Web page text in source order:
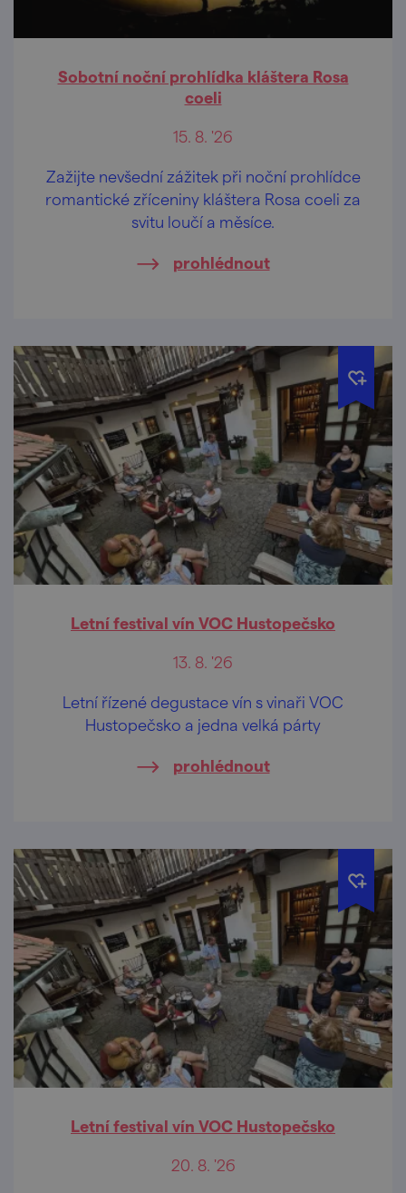
Sobotní noční prohlídka kláštera Rosa
coeli
15. 8. '26
Zažijte nevšední zážitek při noční prohlídce
romantické zříceniny kláštera Rosa coeli za
svitu loučí a měsíce.
prohlédnout
Letní festival vín VOC Hustopečsko
13. 8. '26
Letní řízené degustace vín s vinaři VOC
Hustopečsko a jedna velká párty
prohlédnout
Letní festival vín VOC Hustopečsko
20. 8. '26